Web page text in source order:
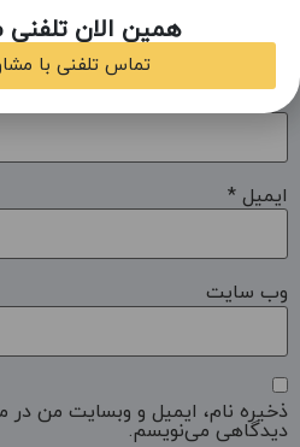
نام
ایمیل *
وب‌ سایت
ذخیره نام، ایمیل و وبسایت من در
دیدگاهی می‌نویسم.
همین الان تلفنی
تماس تلفنی با